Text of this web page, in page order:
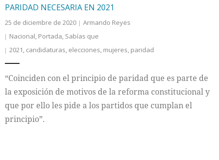
PARIDAD NECESARIA EN 2021
25 de diciembre de 2020
Armando Reyes
Nacional, Portada, Sabías que
2021, candidaturas, elecciones, mujeres, paridad
“Coinciden con el principio de paridad que es parte de
la exposición de motivos de la reforma constitucional y
que por ello les pide a los partidos que cumplan el
principio”.